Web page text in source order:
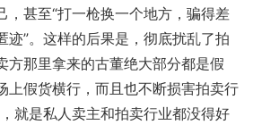
，甚至“打一枪换一个地方，骗得差
迹”。这样的后果是，彻底扰乱了拍
方那里拿来的古董绝大部分都是假
上假货横行，而且也不断损害拍卖行
就是私人卖主和拍卖行业都没得好